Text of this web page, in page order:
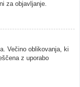
za objavljanje.
Večino oblikovanja, ki
z uporabo